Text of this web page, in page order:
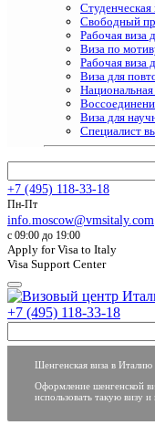
Свободный
Рабочая виза
Виза по
Рабочая виза
Виза для
Виза для
Специалист
+7 (495) 118-33-18
Пн-Пт
info.moscow@vmsitaly.com
c 09:00 до 19:00
Apply for Visa to Italy
Visa Support Center
+7 (495) 118-33-18
Шенгенская виза в Италию
Оформление шенгенской
использовать такую визу